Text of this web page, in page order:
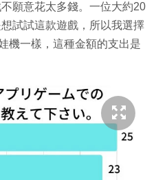
願意花太多錢。一位大約20
試試這款遊戲，所以我選擇
機一樣，這種金額的支出是